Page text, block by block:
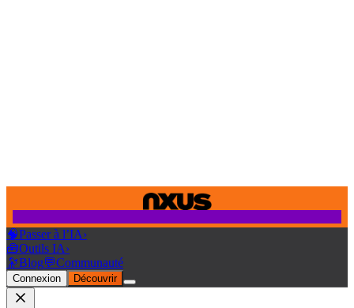
🧠Passer à l’IA›
🧰Outils IA›
🔭Blog💬Communauté
Connexion Découvrir